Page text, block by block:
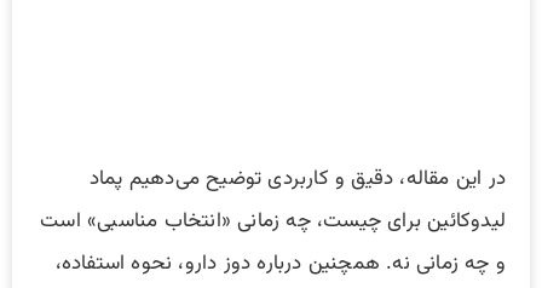
در این مقاله، دقیق و کاربردی توضیح می‌دهیم پماد
لیدوکائین برای چیست، چه زمانی «انتخاب مناسبی» است
و چه زمانی نه. همچنین درباره دوز دارو، نحوه استفاده،